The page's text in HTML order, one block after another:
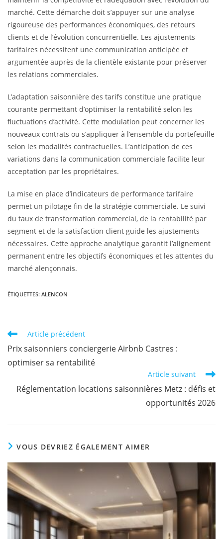
marché. Cette démarche doit s’appuyer sur une analyse
rigoureuse des performances économiques, des retours
clients et de l’évolution concurrentielle. Les ajustements
tarifaires nécessitent une communication anticipée et
argumentée auprès de la clientèle existante pour préserver
les relations commerciales.
L’adaptation saisonnière des tarifs constitue une pratique
courante permettant d’optimiser la rentabilité selon les
fluctuations d’activité. Cette modulation peut concerner les
nouveaux contrats ou s’appliquer à l’ensemble du portefeuille
selon les modalités contractuelles. L’anticipation de ces
variations dans la communication commerciale facilite leur
acceptation par les propriétaires.
La mise en place d’indicateurs de performance tarifaire
permet un pilotage fin de la stratégie commerciale. Le suivi
du taux de transformation commercial, de la rentabilité par
segment et de la satisfaction client guide les ajustements
nécessaires. Cette approche analytique garantit l’alignement
permanent entre les objectifs économiques et les attentes du
marché alençonnais.
ÉTIQUETTES: ALENCON
Article précédent
Prix saisonniers conciergerie Airbnb Castres :
optimiser sa rentabilité
Article suivant
Réglementation locations saisonnières Metz : défis et
opportunités 2026
VOUS DEVRIEZ ÉGALEMENT AIMER